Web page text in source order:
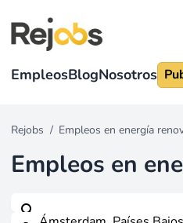
EmpleosBlogNosotros
Rejobs / Empleos en energía
Empleos en